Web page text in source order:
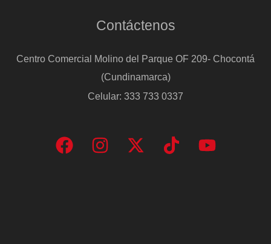
Contáctenos
Centro Comercial Molino del Parque OF 209- Chocontá
(Cundinamarca)
Celular: 333 733 0337